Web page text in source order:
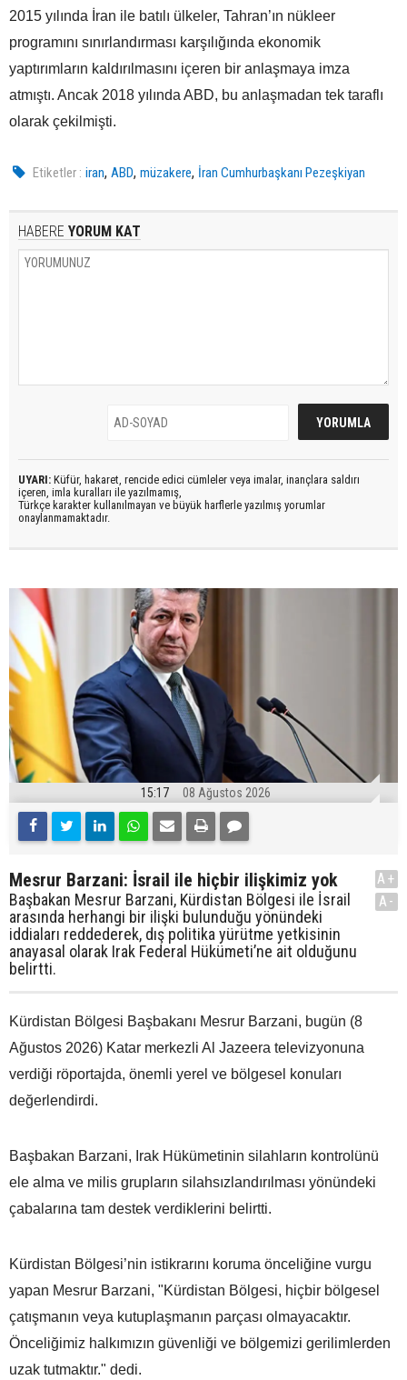
2015 yılında İran ile batılı ülkeler, Tahran’ın nükleer
programını sınırlandırması karşılığında ekonomik
yaptırımların kaldırılmasını içeren bir anlaşmaya imza
atmıştı. Ancak 2018 yılında ABD, bu anlaşmadan tek taraflı
olarak çekilmişti.
Etiketler : iran,ABD,müzakere, İran Cumhurbaşkanı Pezeşkiyan
HABERE YORUM KAT
UYARI: Küfür, hakaret, rencide edici cümleler veya imalar, inançlara saldırı
içeren, imla kuralları ile yazılmamış,
Türkçe karakter kullanılmayan ve büyük harflerle yazılmış yorumlar
onaylanmamaktadır.
15:17 08 Ağustos 2026
Mesrur Barzani: İsrail ile hiçbir ilişkimiz yok
Başbakan Mesrur Barzani, Kürdistan Bölgesi ile İsrail
arasında herhangi bir ilişki bulunduğu yönündeki
iddiaları reddederek, dış politika yürütme yetkisinin
anayasal olarak Irak Federal Hükümeti’ne ait olduğunu
belirtti.
A+
A-
Kürdistan Bölgesi Başbakanı Mesrur Barzani, bugün (8
Ağustos 2026) Katar merkezli Al Jazeera televizyonuna
verdiği röportajda, önemli yerel ve bölgesel konuları
değerlendirdi.
Başbakan Barzani, Irak Hükümetinin silahların kontrolünü
ele alma ve milis grupların silahsızlandırılması yönündeki
çabalarına tam destek verdiklerini belirtti.
Kürdistan Bölgesi’nin istikrarını koruma önceliğine vurgu
yapan Mesrur Barzani, "Kürdistan Bölgesi, hiçbir bölgesel
çatışmanın veya kutuplaşmanın parçası olmayacaktır.
Önceliğimiz halkımızın güvenliği ve bölgemizi gerilimlerden
uzak tutmaktır." dedi.